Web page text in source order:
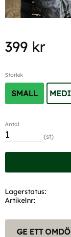
399 kr
Storlek
SMALL
Antal
st
Lagerstatus
Artikelnr
GE ETT